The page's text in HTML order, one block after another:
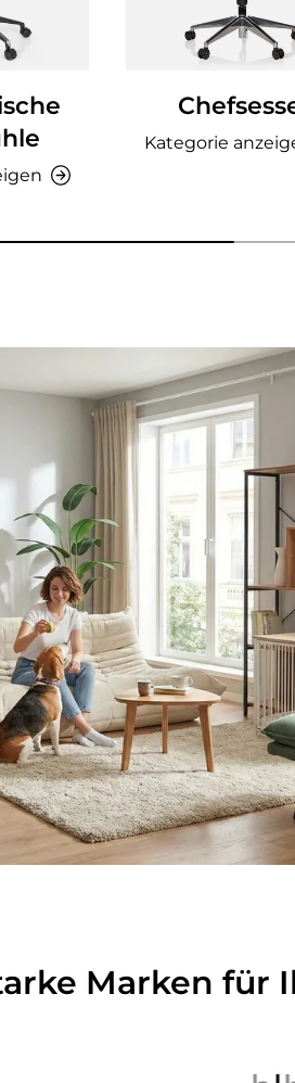
Kategorie
- AMIO H - Büroschrank
anzeigen - Sitzolo 2 -
Marken für